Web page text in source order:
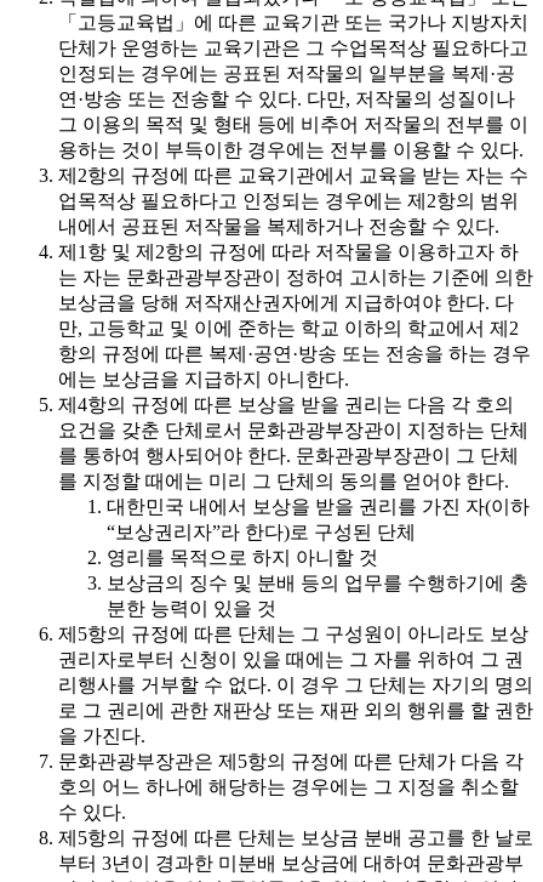
「고등교육법」에 따른 교육기관 또는 국가나 지방자치
단체가 운영하는 교육기관은 그 수업목적상 필요하다고
인정되는 경우에는 공표된 저작물의 일부분을 복제·공
연·방송 또는 전송할 수 있다. 다만, 저작물의 성질이나
그 이용의 목적 및 형태 등에 비추어 저작물의 전부를 이
용하는 것이 부득이한 경우에는 전부를 이용할 수 있다.
제2항의 규정에 따른 교육기관에서 교육을 받는 자는 수
업목적상 필요하다고 인정되는 경우에는 제2항의 범위
내에서 공표된 저작물을 복제하거나 전송할 수 있다.
제1항 및 제2항의 규정에 따라 저작물을 이용하고자 하
는 자는 문화관광부장관이 정하여 고시하는 기준에 의한
보상금을 당해 저작재산권자에게 지급하여야 한다. 다
만, 고등학교 및 이에 준하는 학교 이하의 학교에서 제2
항의 규정에 따른 복제·공연·방송 또는 전송을 하는 경우
에는 보상금을 지급하지 아니한다.
제4항의 규정에 따른 보상을 받을 권리는 다음 각 호의
요건을 갖춘 단체로서 문화관광부장관이 지정하는 단체
를 통하여 행사되어야 한다. 문화관광부장관이 그 단체
를 지정할 때에는 미리 그 단체의 동의를 얻어야 한다.
대한민국 내에서 보상을 받을 권리를 가진 자(이하
“보상권리자”라 한다)로 구성된 단체
영리를 목적으로 하지 아니할 것
보상금의 징수 및 분배 등의 업무를 수행하기에 충
분한 능력이 있을 것
제5항의 규정에 따른 단체는 그 구성원이 아니라도 보상
권리자로부터 신청이 있을 때에는 그 자를 위하여 그 권
리행사를 거부할 수 없다. 이 경우 그 단체는 자기의 명의
로 그 권리에 관한 재판상 또는 재판 외의 행위를 할 권한
을 가진다.
문화관광부장관은 제5항의 규정에 따른 단체가 다음 각
호의 어느 하나에 해당하는 경우에는 그 지정을 취소할
수 있다.
제5항의 규정에 따른 단체는 보상금 분배 공고를 한 날로
부터 3년이 경과한 미분배 보상금에 대하여 문화관광부